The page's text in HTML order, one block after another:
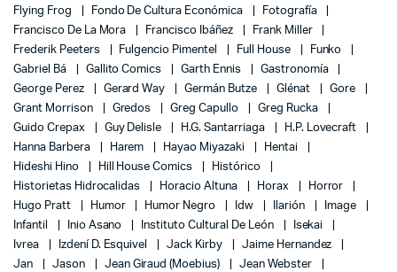
Flying Frog
Fondo De Cultura Económica
Fotografía
Francisco De La Mora
Francisco Ibáñez
Frank Miller
Frederik Peeters
Fulgencio Pimentel Full House
Funko
Gabriel Bá
Gallito Comics Garth Ennis
Gastronomía
George Perez
Gerard Way Germán Butze Glénat
Gore
Grant Morrison
Gredos Greg Capullo
Greg Rucka
Guido Crepax
Guy Delisle H.G. Santarriaga
H.P. Lovecraft
Hanna Barbera
Harem Hayao Miyazaki
Hentai
Hideshi Hino
Hill House Comics
Histórico
Historietas Hidrocalidas
Horacio Altuna Horax
Horror
Hugo Pratt
Humor Humor Negro Idw Ilarión
Image
Infantil
Inio Asano Instituto Cultural De León
Isekai
Ivrea
Izdení D. Esquivel Jack Kirby
Jaime Hernandez
Jan
Jason Jean Giraud (Moebius)
Jean Webster